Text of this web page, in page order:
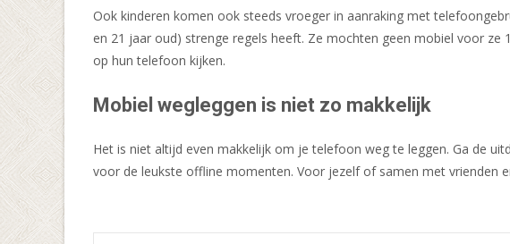
Ook kinderen komen ook steeds vroeger in aanraking met
en 21 jaar oud) strenge regels heeft. Ze mochten geen mobiel voor
op hun telefoon kijken.
Mobiel wegleggen is niet zo makkelijk
Het is niet altijd even makkelijk om je telefoon weg te leggen. Ga de
voor de leukste offline momenten. Voor jezelf of samen met vrienden